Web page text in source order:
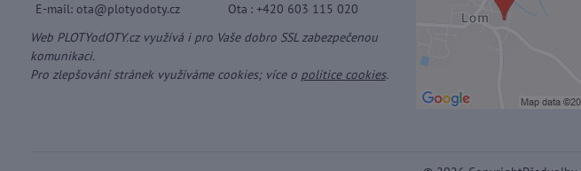
E-mail: ota@plotyodoty.cz
Ota : +420 603 115 020
Web PLOTYodOTY.cz využívá i pro Vaše dobro SSL zabezpečenou
komunikaci.
Pro zlepšování stránek využíváme cookies; více o politice cookies.